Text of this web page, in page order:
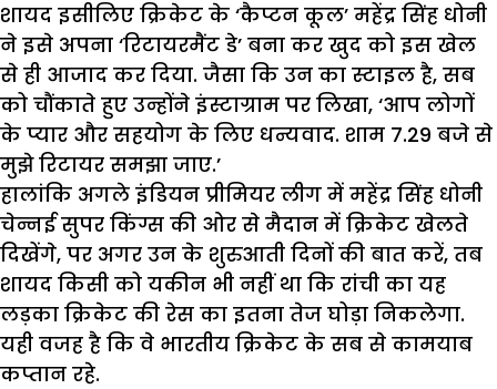
शायद इसीलिए क्रिकेट के ‘कैप्टन कूल’ महेंद्र सिंह धोनी
ने इसे अपना ‘रिटायरमैंट डे’ बना कर खुद को इस खेल
से ही आजाद कर दिया. जैसा कि उन का स्टाइल है, सब
को चौंकाते हुए उन्होंने इंस्टाग्राम पर लिखा, ‘आप लोगों
के प्यार और सहयोग के लिए धन्यवाद. शाम 7.29 बजे से
मुझे रिटायर समझा जाए.’
हालांकि अगले इंडियन प्रीमियर लीग में महेंद्र सिंह धोनी
चेन्नई सुपर किंग्स की ओर से मैदान में क्रिकेट खेलते
दिखेंगे, पर अगर उन के शुरुआती दिनों की बात करें, तब
शायद किसी को यकीन भी नहीं था कि रांची का यह
लड़का क्रिकेट की रेस का इतना तेज घोड़ा निकलेगा.
यही वजह है कि वे भारतीय क्रिकेट के सब से कामयाब
कप्तान रहे.